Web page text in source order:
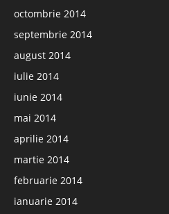
octombrie 2014
septembrie 2014
august 2014
iulie 2014
iunie 2014
mai 2014
aprilie 2014
martie 2014
februarie 2014
ianuarie 2014